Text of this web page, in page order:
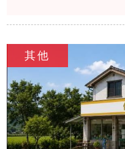
交會優勢，租金行情
專家建議，租屋族應
錄與房仲資訊，在通
衡。雖然實價數據存
價與在地諮詢，仍能
CP值的理想租屋處
住成本壓力。
其他